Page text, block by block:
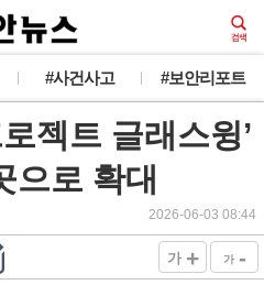
#사건사고 #보안리포트
젝트 글래스윙’
으로 확대
2026-06-03 08:44
가 + 가 -